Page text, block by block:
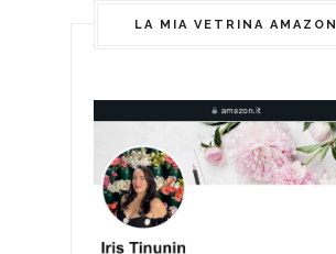
LA MIA VETRINA AMAZON